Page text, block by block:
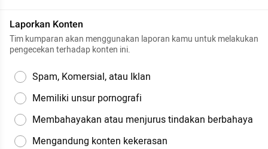
Laporkan Konten
Tim kumparan akan menggunakan laporan kamu untuk melakukan
pengecekan terhadap konten ini.
Spam, Komersial, atau Iklan
Memiliki unsur pornografi
Membahayakan atau menjurus tindakan berbahaya
Mengandung konten kekerasan